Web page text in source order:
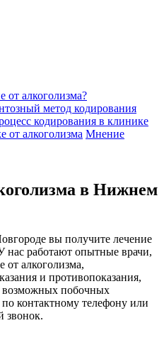
от алкоголизма?
метод кодирования
кодирования в клинике
от алкоголизма Мнение
в Нижнем
вы получите лечение
нас работают опытные врачи,
от алкоголизма,
и противопоказания,
возможных побочных
контактному телефону или
звонок.